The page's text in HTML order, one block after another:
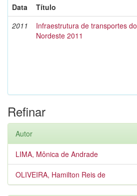
Data
Título
2011
Infraestrutura de transportes do
Nordeste 2011
Refinar
Autor
LIMA, Mônica de Andrade
OLIVEIRA, Hamilton Reis de